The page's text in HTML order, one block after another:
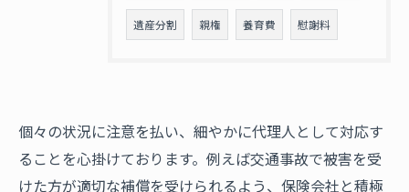
遺産分割 親権 養育費 慰謝料
個々の状況に注意を払い、細やかに代理人として対応す
ることを心掛けております。例えば交通事故で被害を受
けた方が適切な補償を受けられるよう、保険会社と積極